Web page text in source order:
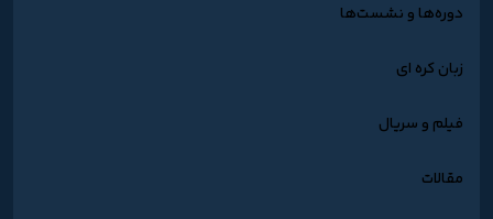
دوره‌ها و نشست‌ها
زبان کره ای
فیلم و سریال
مقالات